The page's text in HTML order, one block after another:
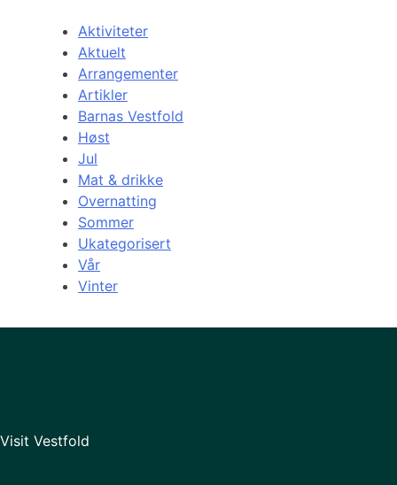
Aktiviteter
Aktuelt
Arrangementer
Artikler
Barnas Vestfold
Høst
Jul
Mat & drikke
Overnatting
Sommer
Ukategorisert
Vår
Vinter
Visit Vestfold